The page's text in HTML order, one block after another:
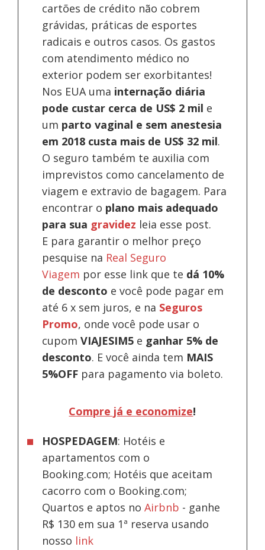
cartões de crédito não cobrem
grávidas, práticas de esportes
radicais e outros casos. Os gastos
com atendimento médico no
exterior podem ser exorbitantes!
Nos EUA uma internação diária
pode custar cerca de US$ 2 mil e
um parto vaginal e sem anestesia
em 2018 custa mais de US$ 32 mil.
O seguro também te auxilia com
imprevistos como cancelamento de
viagem e extravio de bagagem. Para
encontrar o plano mais adequado
para sua gravidez leia esse post.
E para garantir o melhor preço
pesquise na Real Seguro
Viagem por esse link que te dá 10%
de desconto e você pode pagar em
até 6 x sem juros, e na Seguros
Promo, onde você pode usar o
cupomVIAJESIM5 e ganhar 5% de
desconto. E você ainda tem MAIS
5%OFF para pagamento via boleto.
Compre já e economize!
HOSPEDAGEM: Hotéis e
apartamentos com o
Booking.com; Hotéis que aceitam
cacorro com o Booking.com;
Quartos e aptos noAirbnb - ganhe
R$ 130 em sua 1ª reserva usando
nosso link